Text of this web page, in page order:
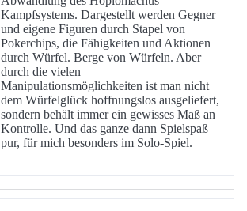
Kampfsystems. Dargestellt werden Gegner
und eigene Figuren durch Stapel von
Pokerchips, die Fähigkeiten und Aktionen
durch Würfel. Berge von Würfeln. Aber
durch die vielen
Manipulationsmöglichkeiten ist man nicht
dem Würfelglück hoffnungslos ausgeliefert,
sondern behält immer ein gewisses Maß an
Kontrolle. Und das ganze dann Spielspaß
pur, für mich besonders im Solo-Spiel.